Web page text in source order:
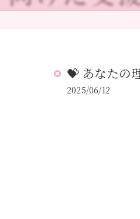
💝 あなたの
2025/06/12